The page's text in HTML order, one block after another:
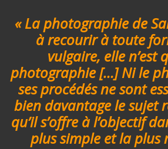
« La photographie de
à recourir à toute
vulgaire, elle n’est
photographie […] Ni le
ses procédés ne sont
bien davantage le sujet
qu’il s’offre à l’objectif
plus simple et la plus